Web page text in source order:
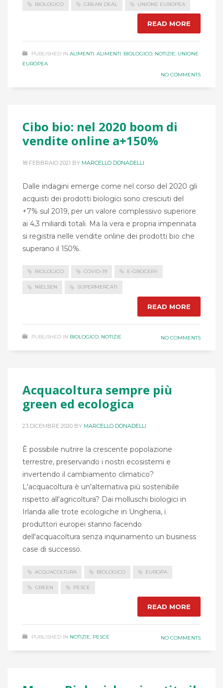
BIOLOGICO GREAN DEAL UNIONE EUROPEA
READ MORE
PUBLISHED IN ALIMENTI, ALIMENTI, BIOLOGICO, NOTIZIE, UNIONE
EUROPEA
NO COMMENTS
Cibo bio: nel 2020 boom di
vendite online a+150%
18 FEBBRAIO 2021 BY MARCELLO DONADELLI
Dalle indagini emerge come nel corso del 2020 gli
acquisti dei prodotti biologici sono cresciuti del
+7% sul 2019, per un valore complessivo superiore
ai 4,3 miliardi totali. Ma la vera e propria impennata
si registra nelle vendite online dei prodotti bio che
superano il 150%.
BIOLOGICO COVID-19 E-GROCERY
NIELSEN SUPERMERCATI
READ MORE
PUBLISHED IN BIOLOGICO, NOTIZIE NO COMMENTS
Acquacoltura sempre più
green ed ecologica
23 DICEMBRE 2020 BY MARCELLO DONADELLI
È possibile nutrire la crescente popolazione
terrestre, preservando i nostri ecosistemi e
invertendo il cambiamento climatico?
L'acquacoltura è un'alternativa più sostenibile
rispetto all'agricoltura? Dai molluschi biologici in
Irlanda alle trote ecologiche in Ungheria, i
produttori europei stanno facendo
dell'acquacoltura senza inquinamento un business
case di successo.
ACQUACOLTURA BIOLOGICO EUROPA
GREEN PESCE
READ MORE
PUBLISHED IN NOTIZIE, PESCE NO COMMENTS